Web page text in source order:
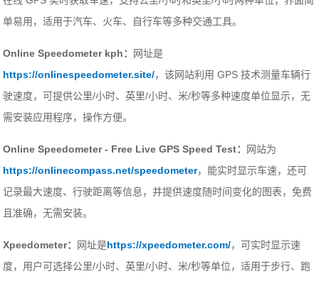
单易用，适用于汽车、火车、自行车等多种交通工具。
Online Speedometer kph： 网址是
https://onlinespeedometer.site/，该网站利用 GPS 技术测量车辆行
驶速度，可提供公里/小时、英里/小时、米/秒等多种速度单位显示，无
需安装应用程序，操作方便。
Online Speedometer - Free Live GPS Speed Test： 网站为
https://onlinecompass.net/speedometer，能实时显示车速，还可
记录最大速度、行驶距离等信息，并提供速度随时间变化的图表，免费
且准确，无需安装。
Xpeedometer： 网址是https://xpeedometer.com/，可实时显示速
度，用户可选择公里/小时、英里/小时、米/秒等单位，适用于步行、跑